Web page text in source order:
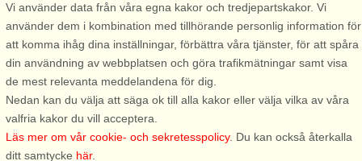
Stugnr: 18813
Tingsryd
5 personer, 40 m²
Vi använder data från våra egna kakor och tredjepartskakor. Vi
använder dem i kombination med tillhörande personlig information för
att komma ihåg dina inställningar, förbättra våra tjänster, för att spåra
din användning av webbplatsen och göra trafikmätningar samt visa
de mest relevanta meddelandena för dig.
Nedan kan du välja att säga ok till alla kakor eller välja vilka av våra
valfria kakor du vill acceptera.
Läs mer om vår cookie- och sekretesspolicy. Du kan också återkalla
ditt samtycke här.